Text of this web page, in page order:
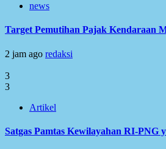
news
Target Pemutihan Pajak Kendaraan
2 jam ago redaksi
3
3
Artikel
Satgas Pamtas Kewilayahan RI-PNG